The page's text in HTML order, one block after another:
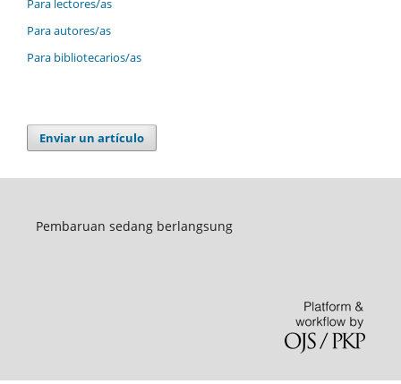
Para lectores/as
Para autores/as
Para bibliotecarios/as
Enviar un artículo
Pembaruan sedang berlangsung